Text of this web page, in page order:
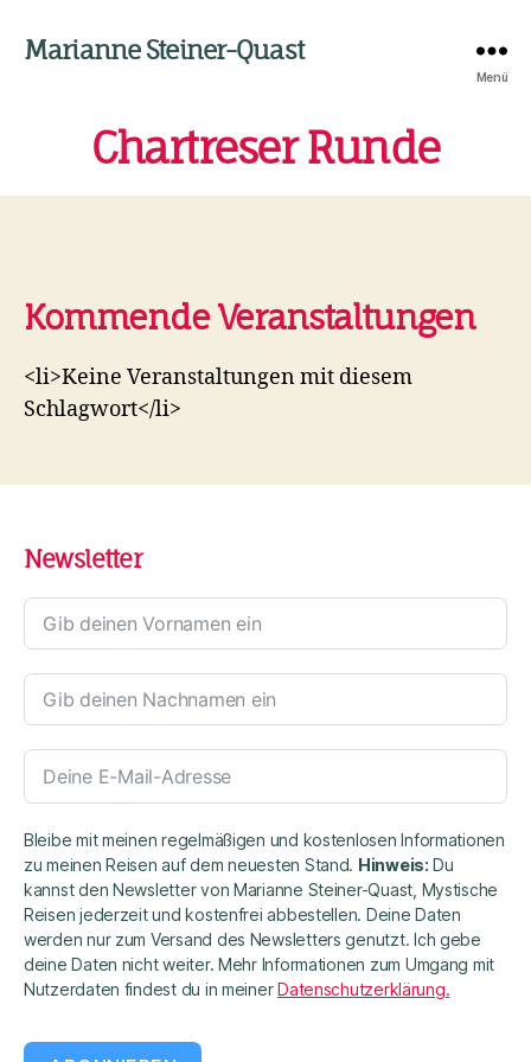
Marianne Steiner-Quast
Menü
Chartreser Runde
Kommende Veranstaltungen
<li>Keine Veranstaltungen mit diesem
Schlagwort</li>
Newsletter
Bleibe mit meinen regelmäßigen und kostenlosen Informationen
zu meinen Reisen auf dem neuesten Stand. Hinweis: Du
kannst den Newsletter von Marianne Steiner-Quast, Mystische
Reisen jederzeit und kostenfrei abbestellen. Deine Daten
werden nur zum Versand des Newsletters genutzt. Ich gebe
deine Daten nicht weiter. Mehr Informationen zum Umgang mit
Nutzerdaten findest du in meinerDatenschutzerklärung.